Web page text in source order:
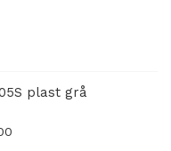
plast grå